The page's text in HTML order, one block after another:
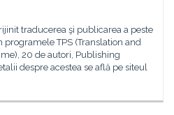
traducerea şi publicarea a peste
programele TPS (Translation and
20 de autori, Publishing
despre acestea se află pe siteul